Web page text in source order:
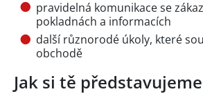
pravidelná komunikace se
pokladnách a informacích
další různorodé úkoly, které
obchodě
Jak si tě představujeme